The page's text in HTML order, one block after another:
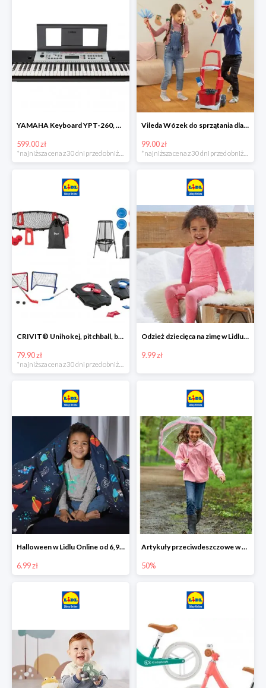
YAMAHA Keyboard YPT-260, 61 klawiszy
599.00 zł
*najniższa cena z 30 dni przed obniżką
Vileda Wózek do sprzątania dla dzieci
99.00 zł
*najniższa cena z 30 dni przed obniżką
CRIVIT® Unihokej, pitchball, bean bag lub disc golf
79.90 zł
Odzież dziecięca na zimę w Lidlu Online od 9,99 zł
9.99 zł
Halloween w Lidlu Online od 6,99 zł
6.99 zł
Artykuły przeciwdeszczowe w Lodilu Online do -50%
50%